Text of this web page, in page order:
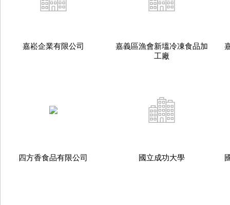
嘉崧企業有限公司
嘉義區漁會新塭冷凍食品加
工廠
四方香食品有限公司 國立成功大學